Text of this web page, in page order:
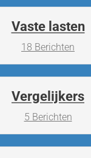
Vaste lasten
18 Berichten
Vergelijkers
5 Berichten